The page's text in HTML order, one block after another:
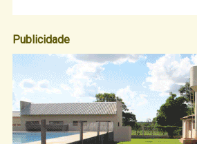
Publicidade